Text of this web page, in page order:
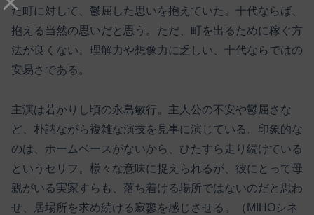
た町に対して、鬱屈した思いを抱えていた。十代ならば、
抱える当然の思いだと思う。ただ、町を出るために稼ぐ方
法が良くない。理解力や想像力に乏しい、十代ならではの
安易さである。
主演は若かりし頃の永島敏行。主人公の不安や鬱屈さな
ど、朴訥ながら複雑な演技を見事に演じている。印象的な
のは、ホームベースがないから、ひたすら走り続けている
というセリフ。様々な意味に捉えられるが、彼にとって母
親がいる実家すらも、落ち着ける場所ではないのだと思わ
せ、居場所を求め続ける寂寥を感じさせる。（MIHOシネ